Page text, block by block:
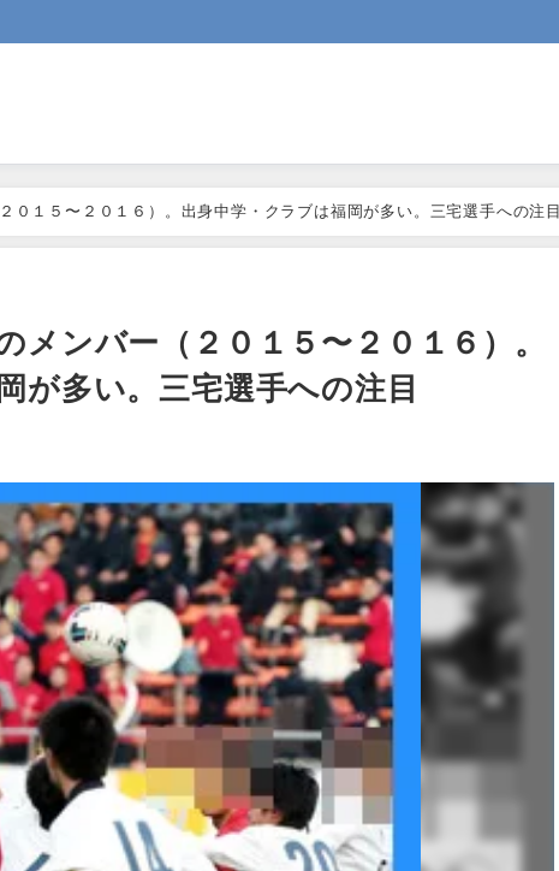
０１５〜２０１６）。出身中学・クラブは福岡が多い。三宅選手への注目
メンバー（２０１５〜２０１６）。
が多い。三宅選手への注目